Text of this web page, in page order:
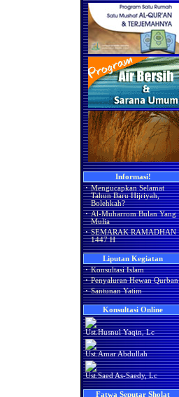
Informasi!
· Mengucapkan Selamat
Tahun Baru Hijriyah,
Bolehkah?
· Al-Muharrom Bulan Yang
Mulia
· SEMARAK RAMADHAN
1447 H
Liputan Kegiatan
· Konsultasi Islam
· Penyaluran Hewan Qurban
· Santunan Yatim
Konsultasi Online
Ust.Husnul Yaqin, Lc
Ust.Amar Abdullah
Ust.Saed As-Saedy, Lc
Fatwa Seputar Sholat